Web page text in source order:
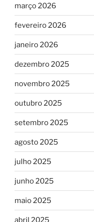
março 2026
fevereiro 2026
janeiro 2026
dezembro 2025
novembro 2025
outubro 2025
setembro 2025
agosto 2025
julho 2025
junho 2025
maio 2025
abril 2025